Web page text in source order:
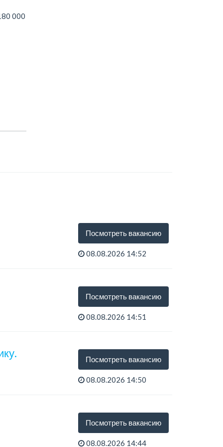
000
Посмотреть вакансию
08.08.2026 14:52
Посмотреть вакансию
08.08.2026 14:51
Посмотреть вакансию
08.08.2026 14:50
Посмотреть вакансию
08.08.2026 14:44